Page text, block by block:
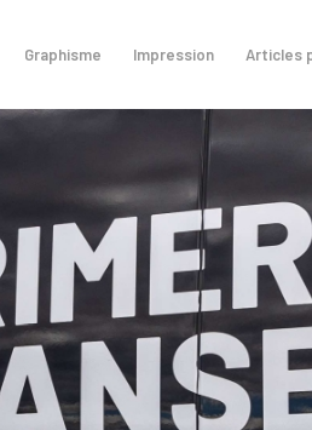
Graphisme Impression Articles